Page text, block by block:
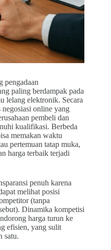
pengadaan
paling berdampak pada
lelang elektronik. Secara
negosiasi online yang
pembeli dan
kualifikasi. Berbeda
memakan waktu
pertemuan tatap muka,
harga terbaik terjadi
penuh karena
melihat posisi
(tanpa
Dinamika kompetisi
harga turun ke
efisien, yang sulit
satu.